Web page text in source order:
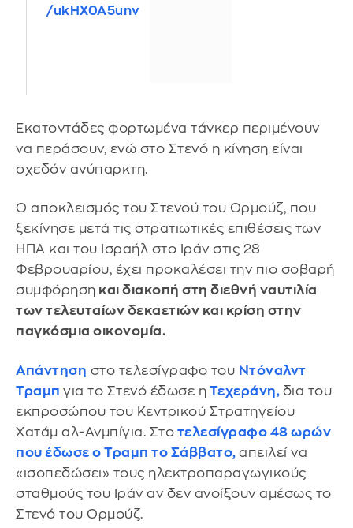
/ukHX0A5unv
Εκατοντάδες φορτωμένα τάνκερ περιμένουν
να περάσουν, ενώ στο Στενό η κίνηση είναι
σχεδόν ανύπαρκτη.
Ο αποκλεισμός του Στενού του Ορμούζ, που
ξεκίνησε μετά τις στρατιωτικές επιθέσεις των
ΗΠΑ και του Ισραήλ στο Ιράν στις 28
Φεβρουαρίου, έχει προκαλέσει την πιο σοβαρή
συμφόρηση και διακοπή στη διεθνή ναυτιλία
των τελευταίων δεκαετιών και κρίση στην
παγκόσμια οικονομία.
Απάντηση στο τελεσίγραφο του Ντόναλντ
Τραμπ για το Στενό έδωσε η Τεχεράνη, δια του
εκπροσώπου του Κεντρικού Στρατηγείου
Χατάμ αλ-Ανμπίγια. Στο τελεσίγραφο 48 ωρών
που έδωσε ο Τραμπ το Σάββατο, απειλεί να
«ισοπεδώσει» τους ηλεκτροπαραγωγικούς
σταθμούς του Ιράν αν δεν ανοίξουν αμέσως το
Στενό του Ορμούζ.